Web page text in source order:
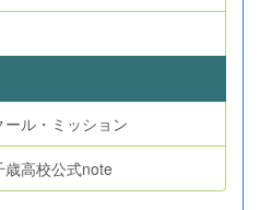
ル・ミッション
高校公式note